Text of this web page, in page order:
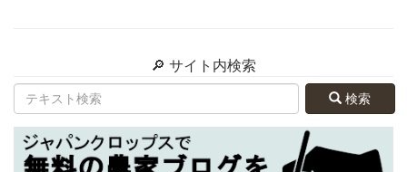
🔎 サイト内検索
検索